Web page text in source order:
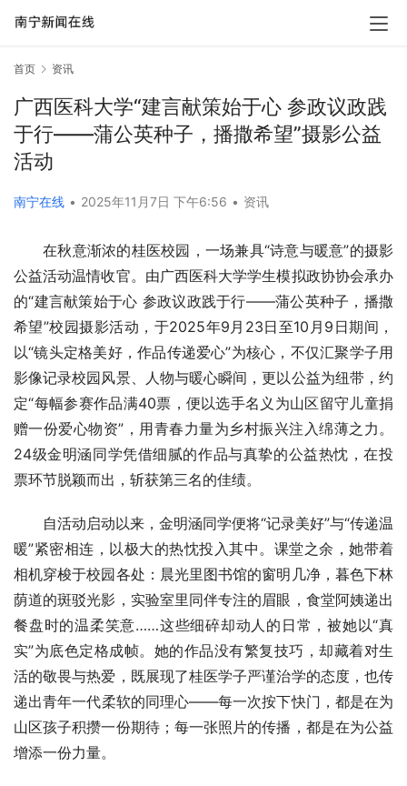
首页 资讯
广西医科大学“建言献策始于心 参政议政践
于行——蒲公英种子，播撒希望”摄影公益
活动
南宁在线 • 2025年11月7日 下午6:56 • 资讯
在秋意渐浓的桂医校园，一场兼具“诗意与暖意”的摄影
公益活动温情收官。由广西医科大学学生模拟政协协会承办
的“建言献策始于心 参政议政践于行——蒲公英种子，播撒
希望”校园摄影活动，于2025年9月23日至10月9日期间，
以“镜头定格美好，作品传递爱心”为核心，不仅汇聚学子用
影像记录校园风景、人物与暖心瞬间，更以公益为纽带，约
定“每幅参赛作品满40票，便以选手名义为山区留守儿童捐
赠一份爱心物资”，用青春力量为乡村振兴注入绵薄之力。
24级金明涵同学凭借细腻的作品与真挚的公益热忱，在投
票环节脱颖而出，斩获第三名的佳绩。
自活动启动以来，金明涵同学便将“记录美好”与“传递温
暖”紧密相连，以极大的热忱投入其中。课堂之余，她带着
相机穿梭于校园各处：晨光里图书馆的窗明几净，暮色下林
荫道的斑驳光影，实验室里同伴专注的眉眼，食堂阿姨递出
餐盘时的温柔笑意……这些细碎却动人的日常，被她以“真
实”为底色定格成帧。她的作品没有繁复技巧，却藏着对生
活的敬畏与热爱，既展现了桂医学子严谨治学的态度，也传
递出青年一代柔软的同理心——每一次按下快门，都是在为
山区孩子积攒一份期待；每一张照片的传播，都是在为公益
增添一份力量。